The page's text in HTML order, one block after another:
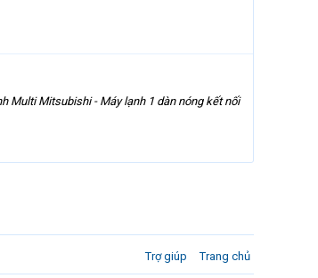
Multi Mitsubishi - Máy lạnh 1 dàn nóng kết nối
Trợ giúp Trang chủ